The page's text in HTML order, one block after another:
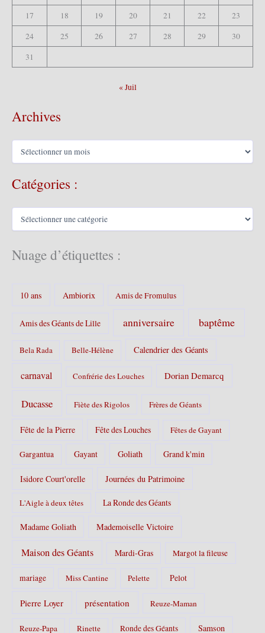
17
18 19 20 21 22
23
24
25 26 27 28 29
30
31
« Juil
Archives
A
h
s
Catégories :
C
é
g
Nuage d’étiquettes :
10 ans Ambiorix Amis de Fromulus
Amis des Géants de Lille anniversaire baptême
Bela Rada Belle-Hélène Calendrier des Géants
carnaval Confrérie des Louches Dorian Demarcq
Ducasse Fiète des Rigolos Frères de Géants
Fête de la Pierre Fête des Louches Fêtes de Gayant
Gargantua Gayant Goliath Grand k'min
Isidore Court'orelle Journées du Patrimoine
L'Aigle à deux têtes La Ronde des Géants
Madame Goliath Mademoiselle Victoire
Maison des Géants Mardi-Gras Margot la fileuse
mariage Miss Cantine Pelette Pelot
Pierre Loyer présentation Reuze-Maman
Reuze-Papa Rinette Ronde des Géants Samson